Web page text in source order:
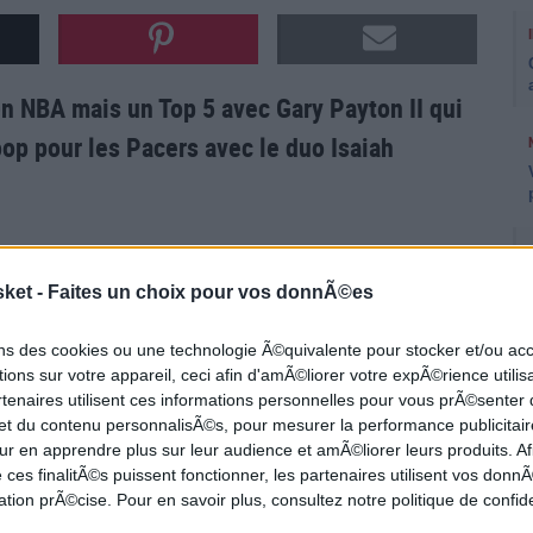
- Faites un choix pour vos donnÃ©es
des cookies ou une technologie Ã©quivalente pour stocker et/ou
sur votre appareil, ceci afin d'amÃ©liorer votre expÃ©rience
utilisent ces informations personnelles pour vous prÃ©senter
du contenu personnalisÃ©s, pour mesurer la performance
en apprendre plus sur leur audience et amÃ©liorer leurs produits.
ces finalitÃ©s puissent fonctionner, les partenaires utilisent vos
prÃ©cise. Pour en savoir plus, consultez notre politique de
mais un Top 5 avec Gary Payton II qui
pour les Pacers avec le duo Isaiah
et le tir à trois points dans la foulée
ligne de fond. Aucun Pacer ne peut stopper